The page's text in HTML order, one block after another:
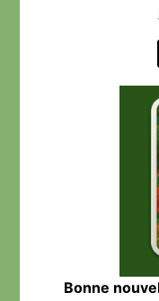
Bonne